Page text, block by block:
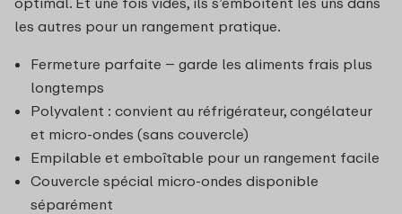
les autres pour un rangement pratique.
Fermeture parfaite – garde les aliments frais plus
longtemps
Polyvalent : convient au réfrigérateur, congélateur
et micro-ondes (sans couvercle)
Empilable et emboîtable pour un rangement facile
Couvercle spécial micro-ondes disponible
séparément